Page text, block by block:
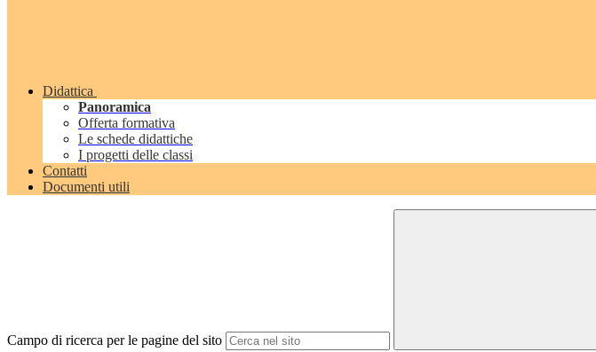
Didattica
Panoramica
Offerta formativa
Le schede didattiche
I progetti delle classi
Contatti
Documenti utili
Campo di ricerca per le pagine del sito